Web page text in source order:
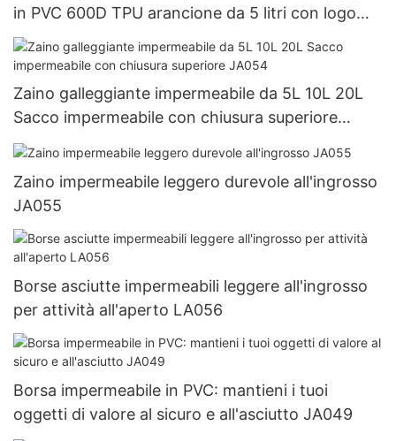
in PVC 600D TPU arancione da 5 litri con logo
personalizzato JA053
Zaino galleggiante impermeabile da 5L 10L 20L
Sacco impermeabile con chiusura superiore
JA054
Zaino impermeabile leggero durevole all'ingrosso
JA055
Borse asciutte impermeabili leggere all'ingrosso
per attività all'aperto LA056
Borsa impermeabile in PVC: mantieni i tuoi
oggetti di valore al sicuro e all'asciutto JA049